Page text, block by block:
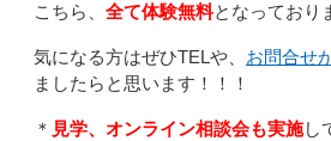
こちら、 全て体験無料となっており
気になる方はぜひTELや、 お問合せ
ましたらと思います！！！
＊ 見学、オンライン相談会も実施し